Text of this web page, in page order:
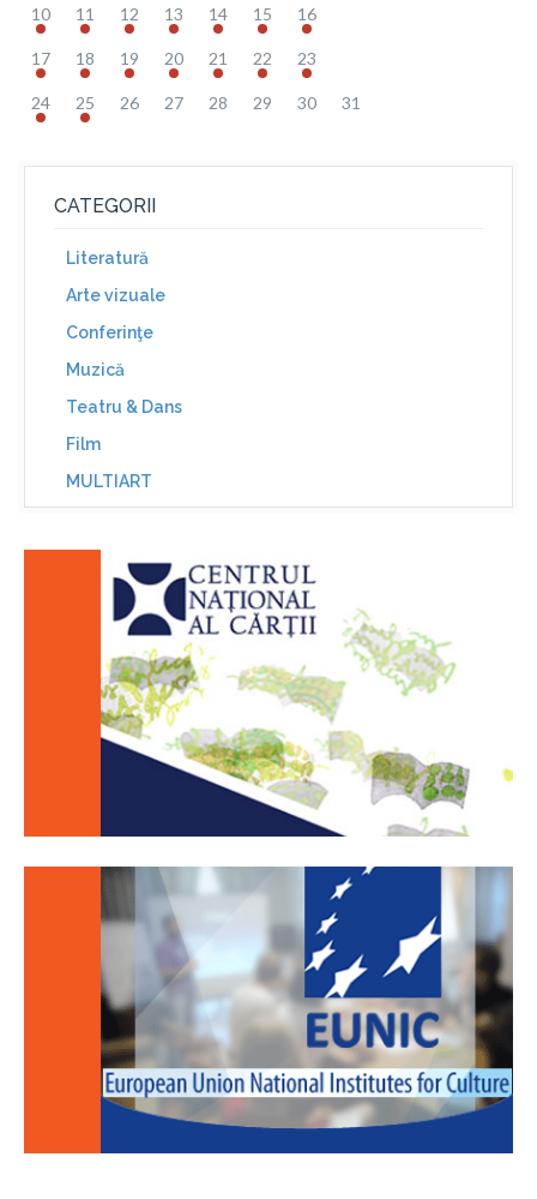
10 11 12 13 14 15 16
17 18 19 20 21 22 23
24 25 26 27 28 29 30 31
CATEGORII
Literatură
Arte vizuale
Conferinţe
Muzică
Teatru & Dans
Film
MULTIART